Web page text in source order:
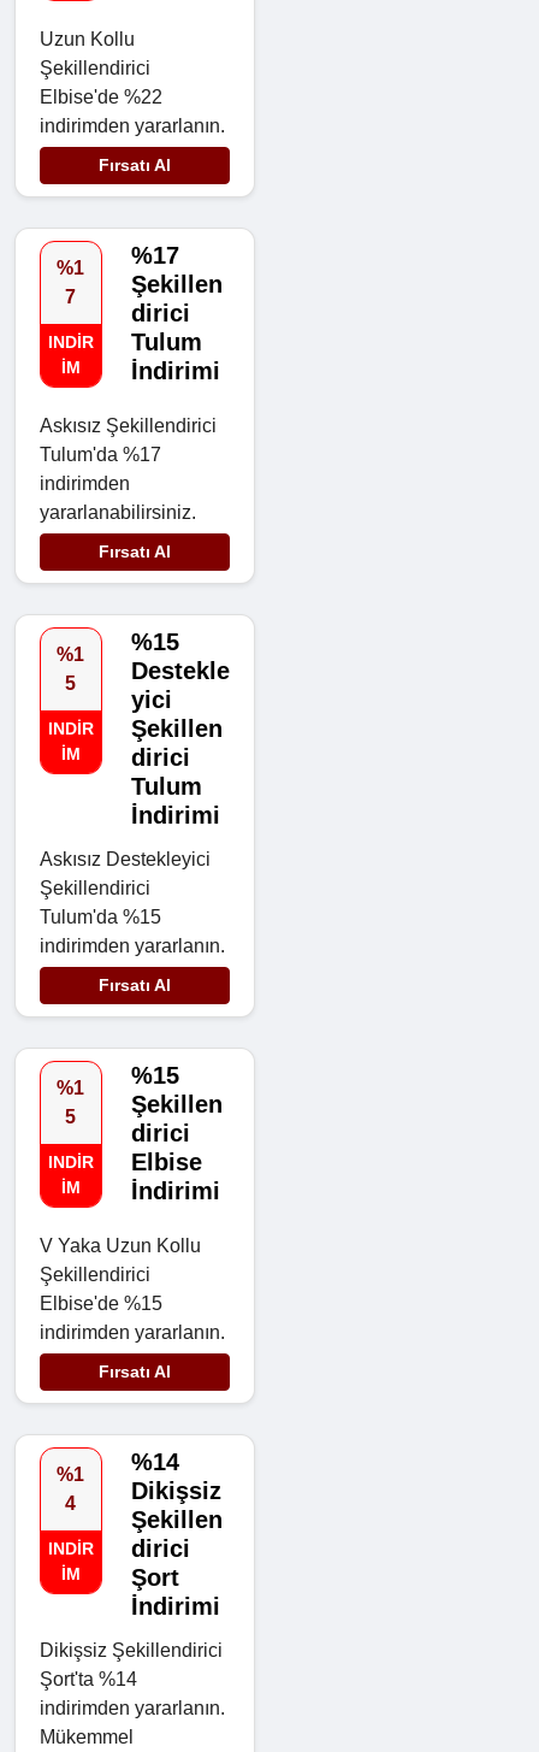
Uzun Kollu
Şekillendirici
Elbise'de %22
indirimden yararlanın.
Fırsatı Al
%1
7
INDIR
IM
%17
Şekillen
dirici
Tulum
İndirimi
Askısız Şekillendirici
Tulum'da %17
indirimden
yararlanabilirsiniz.
Fırsatı Al
%1
5
INDIR
IM
%15
Destekle
yici
Şekillen
dirici
Tulum
İndirimi
Askısız Destekleyici
Şekillendirici
Tulum'da %15
indirimden yararlanın.
Fırsatı Al
%1
5
INDIR
IM
%15
Şekillen
dirici
Elbise
İndirimi
V Yaka Uzun Kollu
Şekillendirici
Elbise'de %15
indirimden yararlanın.
Fırsatı Al
%1
4
INDIR
IM
%14
Dikişsiz
Şekillen
dirici
Şort
İndirimi
Dikişsiz Şekillendirici
Şort'ta %14
indirimden yararlanın.
Mükemmel